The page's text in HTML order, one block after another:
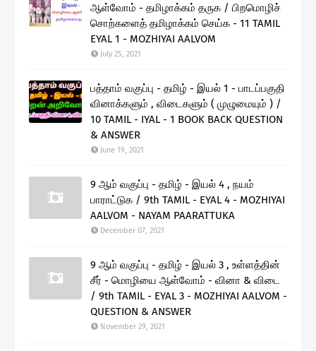
ஆள்வோம் - தமிழாக்கம் தருக / பிறமொழிச்
சொற்களைத் தமிழாக்கம் செய்க - 11 TAMIL
EYAL 1 - MOZHIYAI AALVOM
July 25, 2021
பத்தாம் வகுப்பு - தமிழ் - இயல் 1 - பாடப்பகுதி
வினாக்களும் , விடைகளும் ( முழுமையும் ) /
10 TAMIL - IYAL - 1 BOOK BACK QUESTION
& ANSWER
June 19, 2021
9 ஆம் வகுப்பு - தமிழ் - இயல் 4 , நயம்
பாராட்டுக / 9th TAMIL - EYAL 4 - MOZHIYAI
AALVOM - NAYAM PAARATTUKA
December 07, 2021
9 ஆம் வகுப்பு - தமிழ் - இயல் 3 , உள்ளத்தின்
சீர் - மொழியை ஆள்வோம் - வினா & விடை
/ 9th TAMIL - EYAL 3 - MOZHIYAI AALVOM -
QUESTION & ANSWER
November 29, 2021